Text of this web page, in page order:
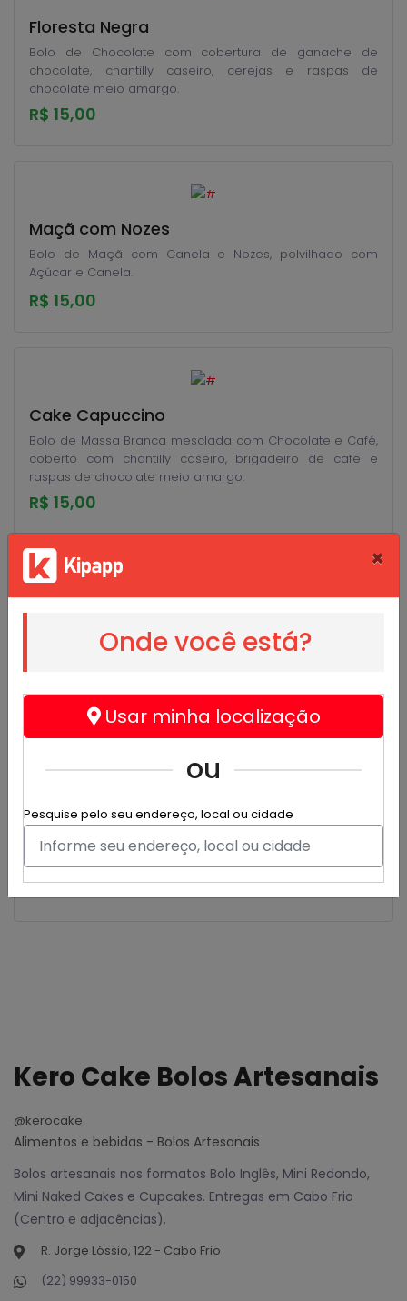
×
Onde você está?
Usar minha localização
ou
Pesquise pelo seu endereço, local ou cidade
Floresta Negra
Bolo de Chocolate com cobertura de ganache de
chocolate, chantilly caseiro, cerejas e raspas de
chocolate meio amargo.
R$ 15,00
Maçã com Nozes
Bolo de Maçã com Canela e Nozes, polvilhado com
Açúcar e Canela.
R$ 15,00
Cake Capuccino
Bolo de Massa Branca mesclada com Chocolate e Café,
coberto com chantilly caseiro, brigadeiro de café e
raspas de chocolate meio amargo.
R$ 15,00
Linha Premium
Bolo de Massa Branca coberto com Tiramisu
R$ 25,00
Red Velvet
R$ 25,00
Kero Cake Bolos Artesanais
@kerocake
Alimentos e bebidas - Bolos Artesanais
Bolos artesanais nos formatos Bolo Inglês, Mini Redondo,
Mini Naked Cakes e Cupcakes. Entregas em Cabo Frio
(Centro e adjacências).
R. Jorge Lóssio, 122 - Cabo Frio
(22) 99933-0150